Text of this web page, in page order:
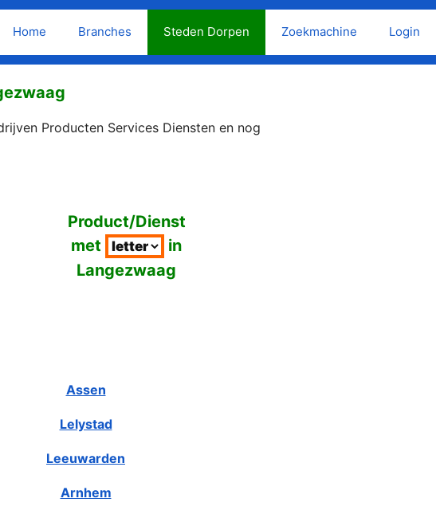
Home Branches Steden Dorpen Zoekmachine Login
Producten Services Diensten en nog
Product/Dienst
met
in
Langezwaag
Assen
Lelystad
Leeuwarden
Arnhem